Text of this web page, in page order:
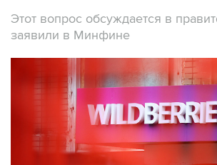
Этот вопрос обсуждается в
заявили в Минфине